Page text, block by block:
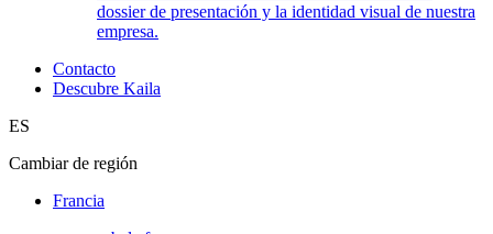
dossier de presentación y la identidad visual de nuestra
empresa.
Contacto
Descubre Kaila
ES
Cambiar de región
Francia